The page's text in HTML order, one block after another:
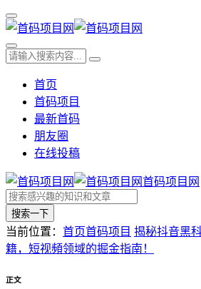
首页
首码项目
最新首码
朋友圈
在线投稿
首码项目网
搜索一下
当前位置： 首页首码项目 揭秘抖音黑
籍，短视頻领域的掘金指南！
正文